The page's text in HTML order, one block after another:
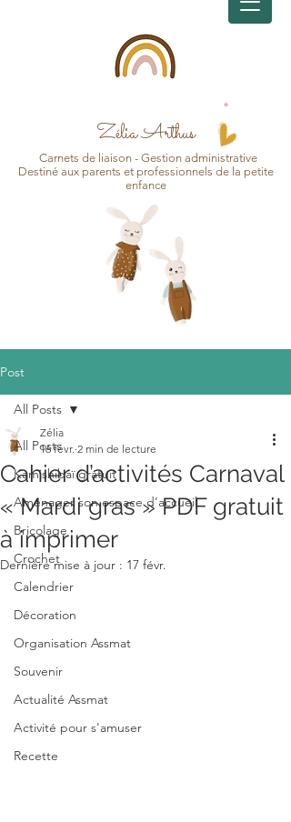
Zélia Arthus
Carnets de liaison - Gestion administrative
Destiné aux parents et professionnels de la petite
enfance
Post
All Posts
Kamishibaï gratuit
Aménager son espace d’accueil
Bricolage
Crochet
Calendrier
Décoration
Organisation Assmat
Souvenir
Actualité Assmat
Activité pour s'amuser
Recette
All Posts
Cahier d’activités Carnaval
« Mardi gras » PDF gratuit
à imprimer
Zélia
16 févr. 2 min de lecture
Dernière mise à jour : 17 févr.